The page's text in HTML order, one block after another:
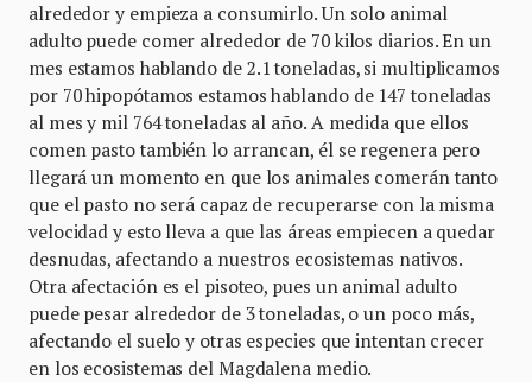
alrededor y empieza a consumirlo. Un solo animal
adulto puede comer alrededor de 70 kilos diarios. En un
mes estamos hablando de 2.1 toneladas, si multiplicamos
por 70 hipopótamos estamos hablando de 147 toneladas
al mes y mil 764 toneladas al año. A medida que ellos
comen pasto también lo arrancan, él se regenera pero
llegará un momento en que los animales comerán tanto
que el pasto no será capaz de recuperarse con la misma
velocidad y esto lleva a que las áreas empiecen a quedar
desnudas, afectando a nuestros ecosistemas nativos.
Otra afectación es el pisoteo, pues un animal adulto
puede pesar alrededor de 3 toneladas, o un poco más,
afectando el suelo y otras especies que intentan crecer
en los ecosistemas del Magdalena medio.